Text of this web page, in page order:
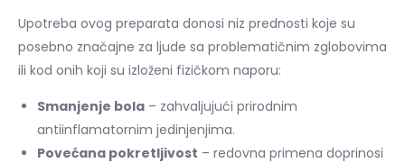
Upotreba ovog preparata donosi niz prednosti koje su
posebno značajne za ljude sa problematičnim zglobovima
ili kod onih koji su izloženi fizičkom naporu:
Smanjenje bola – zahvaljujući prirodnim
antiinflamatornim jedinjenjima.
Povećana pokretljivost – redovna primena doprinosi